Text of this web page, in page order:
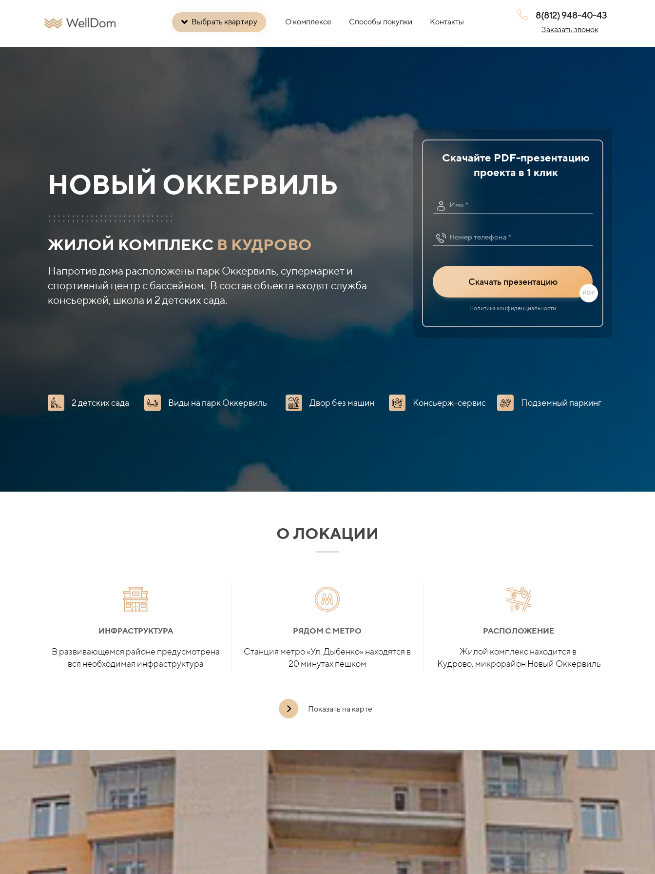
Выбрать квартиру О комплексе Способы покупки Контакты
8(812) 948-40-43
Заказать звонок
НОВЫЙ ОККЕРВИЛЬ
ЖИЛОЙ КОМПЛЕКС В КУДРОВО
Напротив дома расположены парк Оккервиль, супермаркет и
спортивный центр с бассейном. В состав объекта входят служба
консьержей, школа и 2 детских сада.
Скачайте PDF-презентацию
проекта в 1 клик
Имя *
Номер телефона *
Скачать презентацию
Политика конфиденциальности
2 детских сада Виды на парк Оккервиль Двор без машин Консьерж-сервис Подземный паркинг
О ЛОКАЦИИ
ИНФРАСТРУКТУРА
В развивающемся районе предусмотрена
вся необходимая инфраструктура
РЯДОМ С МЕТРО
Станция метро «Ул. Дыбенко» находятся в
20 минутах пешком
РАСПОЛОЖЕНИЕ
Жилой комплекс находится в
Кудрово, микрорайон Новый Оккервиль
Показать на карте